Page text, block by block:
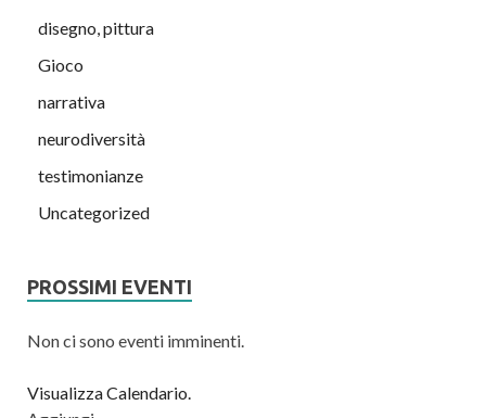
disegno, pittura
Gioco
narrativa
neurodiversità
testimonianze
Uncategorized
PROSSIMI EVENTI
Non ci sono eventi imminenti.
Visualizza Calendario.